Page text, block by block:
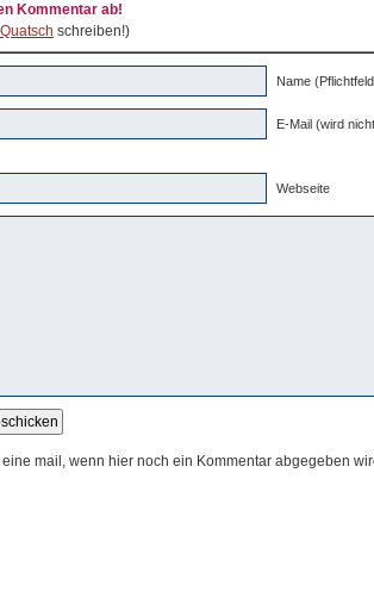
Kommentar ab!
Quatsch schreiben!)
Name
E-Mail (wird
Webseite
eine mail, wenn hier noch ein Kommentar abgegeben